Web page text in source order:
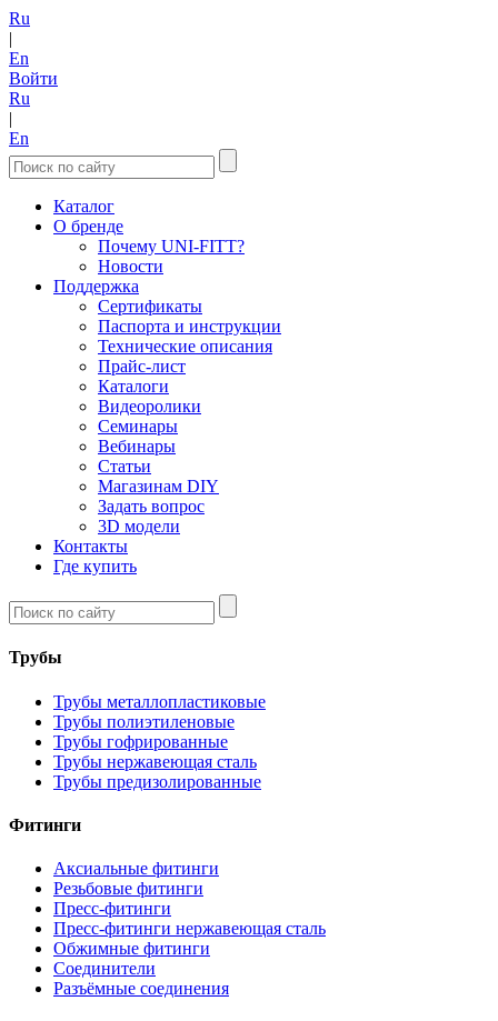
Ru
|
En
Войти
Ru
|
En
Каталог
О бренде
Почему UNI-FITT?
Новости
Поддержка
Сертификаты
Паспорта и инструкции
Технические описания
Прайс-лист
Каталоги
Видеоролики
Семинары
Вебинары
Статьи
Магазинам DIY
Задать вопрос
3D модели
Контакты
Где купить
Трубы
Трубы металлопластиковые
Трубы полиэтиленовые
Трубы гофрированные
Трубы нержавеющая сталь
Трубы предизолированные
Фитинги
Аксиальные фитинги
Резьбовые фитинги
Пресс-фитинги
Пресс-фитинги нержавеющая сталь
Обжимные фитинги
Соединители
Разъёмные соединения